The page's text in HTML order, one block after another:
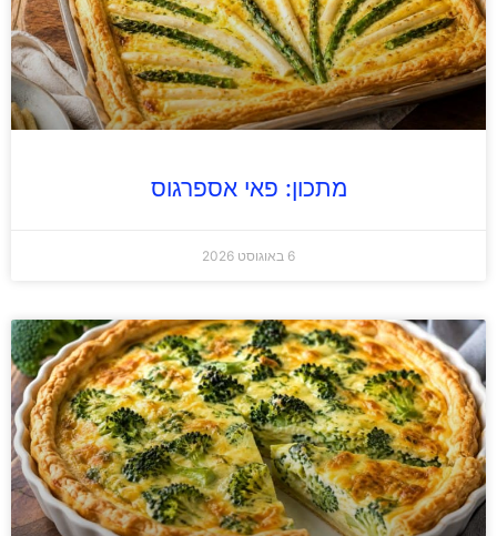
מתכון: פאי אספרגוס
6 באוגוסט 2026